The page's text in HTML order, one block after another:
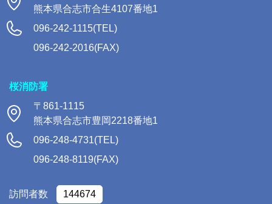
熊本県合志市合生4107番地1
096-242-1115(TEL)
096-242-2016(FAX)
桜消防署
〒861-1115
熊本県合志市豊岡2218番地1
096-248-4731(TEL)
096-248-8119(FAX)
訪問者数 144674